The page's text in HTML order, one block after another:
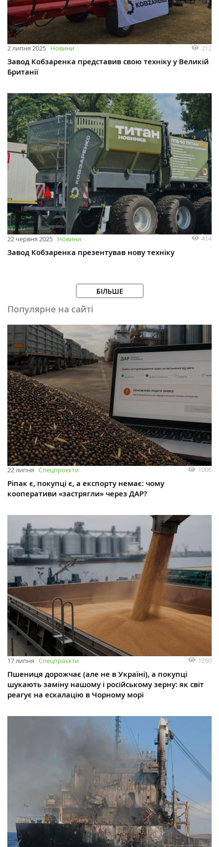
2 липня 2025 Новини 212
Завод Кобзаренка представив свою техніку у Великій
Британії
22 червня 2025 Новини 414
Завод Кобзаренка презентував нову техніку
БІЛЬШЕ
Популярне на сайті
22 липня Спецпроєкти 1006
Ріпак є, покупці є, а експорту немає: чому
кооперативи «застрягли» через ДАР?
17 липня Спецпроєкти 1260
Пшениця дорожчає (але не в Україні), а покупці
шукають заміну нашому і російському зерну: як світ
реагує на ескалацію в Чорному морі